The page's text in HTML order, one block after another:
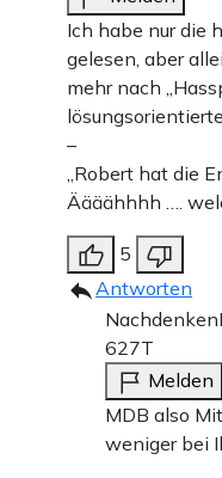
Ich habe nur die
gelesen, aber
mehr nach
–
„Robert hat die
Äääähhhh ….
5
Antworten
627T
Melden
MDB also
weniger bei